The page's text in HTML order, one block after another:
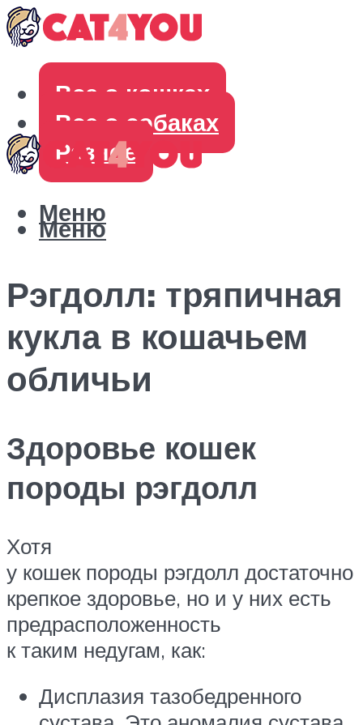
Все о кошках
Все о собаках
Разное
Меню
Меню
Рэгдолл: тряпичная
кукла в кошачьем
обличьи
Здоровье кошек
породы рэгдолл
Хотя
у кошек породы рэгдолл достаточно
крепкое здоровье, но и у них есть
предрасположенность
к таким недугам, как:
Дисплазия тазобедренного